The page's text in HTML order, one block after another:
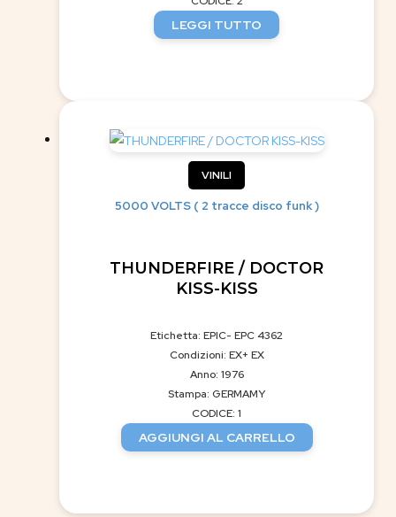
LEGGI TUTTO
VINILI
5000 VOLTS ( 2 tracce disco funk )
THUNDERFIRE / DOCTOR
KISS-KISS
Etichetta: EPIC- EPC 4362
Condizioni: EX+ EX
Anno: 1976
Stampa: GERMAMY
CODICE: 1
AGGIUNGI AL CARRELLO